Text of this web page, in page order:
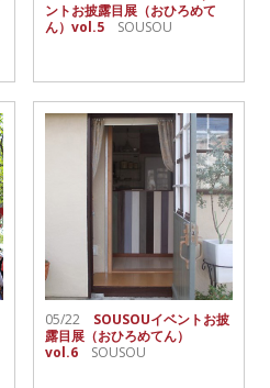
ントお披露目展（おひろめて
ん）vol.5 SOUSOU
05/22 SOUSOUイベントお披
露目展（おひろめてん）
vol.6 SOUSOU